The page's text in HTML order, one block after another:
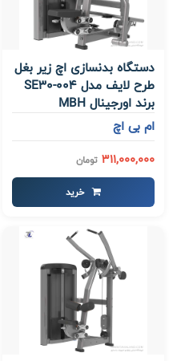
دستگاه بدنسازی اچ زیر بغل
طرح لایف مدل SE30-004
برند اورجینال MBH
ام بی اچ
311,000,000 تومان
خرید